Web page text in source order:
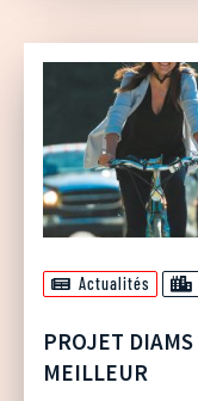
Actualités
PROJET
MEILLEUR